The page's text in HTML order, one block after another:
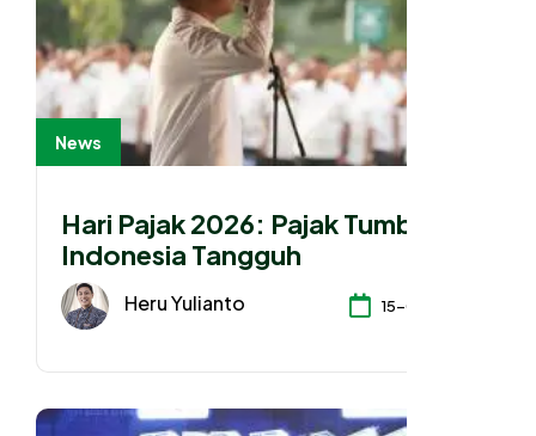
News
Hari Pajak 2026: Pajak Tumbuh,
Indonesia Tangguh
Heru Yulianto 15-07-2026